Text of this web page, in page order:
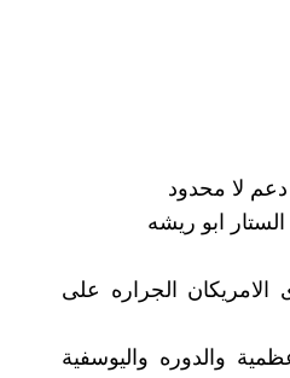
دعم لا محدود
ابو ريشه
الجراره على
والدوره واليوسفية